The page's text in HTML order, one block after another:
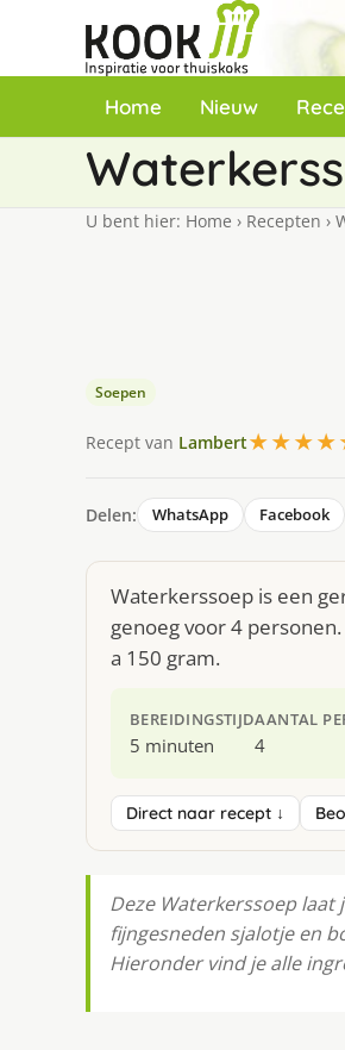
Home Nieuw
U bent hier: Home › Recepten ›
Soepen
Recept van Lambert
Delen: WhatsApp Facebook
Waterkerssoep is een
genoeg voor 4
a 150 gram.
BEREIDINGSTIJD
5 minuten
AANTAL
4
Direct naar recept ↓
Deze Waterkerssoep laat
fijngesneden sjalotje en
Hieronder vind je alle